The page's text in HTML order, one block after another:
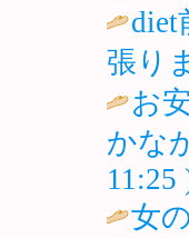
diet
張り
お
かな
11:25
女